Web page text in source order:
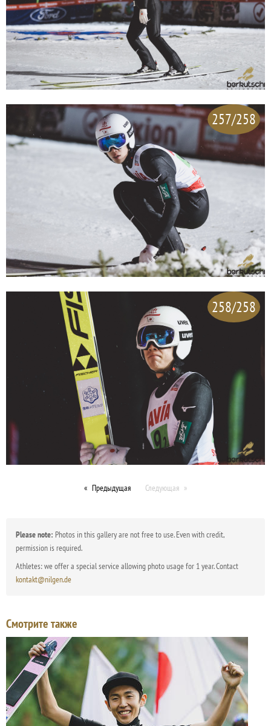
257/258
258/258
Предыдущая Следующая
Please note: Photos in this gallery are not free to use. Even with credit,
permission is required.
Athletes: we offer a special service allowing photo usage for 1 year. Contact
kontakt@nilgen.de
Смотрите также